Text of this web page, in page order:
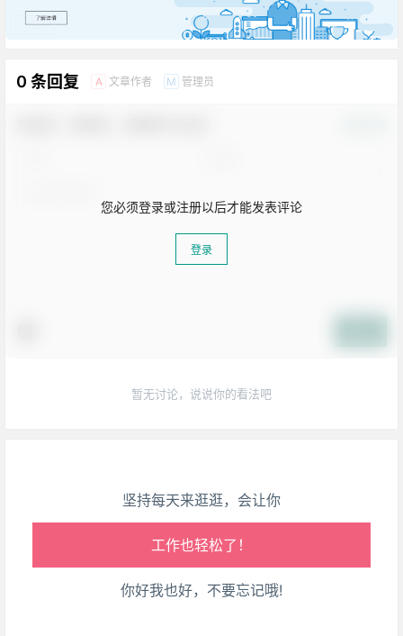
广告
0 条回复 A 文章作者 M 管理员
您必须登录或注册以后才能发表评论
登录
暂无讨论，说说你的看法吧
坚持每天来逛逛，会让你
腰也不酸了！
工作也轻松了！
你好我也好，不要忘记哦!